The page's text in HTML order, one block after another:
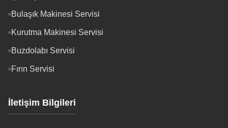
Bulaşık Makinesi Servisi
Kurutma Makinesi Servisi
Buzdolabı Servisi
Fırın Servisi
İletişim Bilgileri